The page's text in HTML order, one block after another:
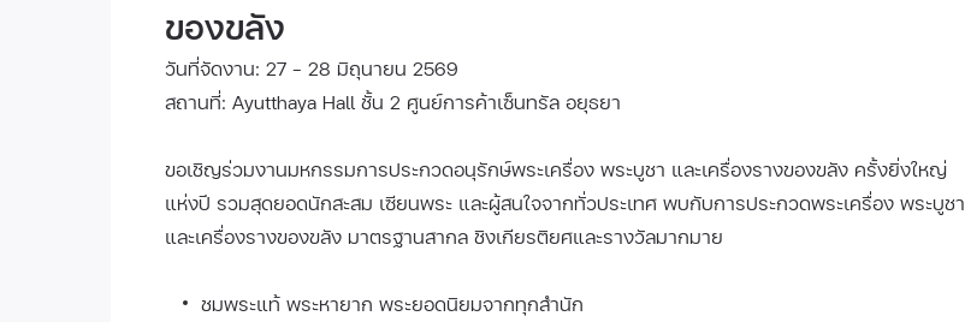
ของขลัง
วันที่จัดงาน: 27 - 28 มิถุนายน 2569
สถานที่: Ayutthaya Hall ชั้น 2 ศูนย์การค้าเซ็นทรัล อยุธยา
ขอเชิญร่วมงานมหกรรมการประกวดอนุรักษ์พระเครื่อง พระบูชา และเครื่องรางของขลัง ครั้งยิ่งใหญ่
แห่งปี รวมสุดยอดนักสะสม เซียนพระ และผู้สนใจจากทั่วประเทศ พบกับการประกวดพระเครื่อง พระบูชา
และเครื่องรางของขลัง มาตรฐานสากล ชิงเกียรติยศและรางวัลมากมาย
ชมพระแท้ พระหายาก พระยอดนิยมจากทุกสำนัก